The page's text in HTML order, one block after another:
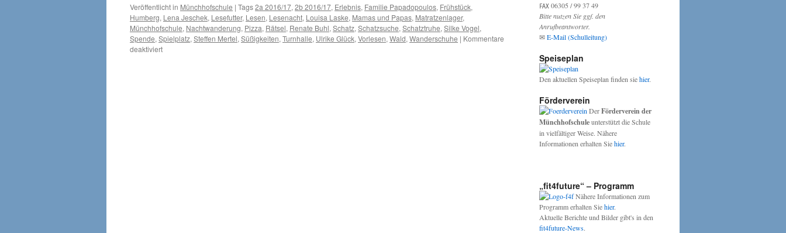
Veröffentlicht in Münchhofschule | Tags2a 2016/17, 2b 2016/17, Erlebnis, Familie Papadopoulos, Frühstück,
Humberg, Lena Jeschek, Lesefutter, Lesen, Lesenacht, Louisa Laske, Mamas und Papas, Matratzenlager,
Münchhofschule, Nachtwanderung, Pizza, Rätsel, Renate Buhl, Schatz, Schatzsuche, Schatztruhe, Silke Vogel,
Spende, Spielplatz, Steffen Mertel, Süßigkeiten, Turnhalle, Ulrike Glück, Vorlesen, Wald, Wanderschuhe | Kommentare
deaktiviertfür
℻ 06305 / 99 37 49
Bitte nutzen Sie ggf. den
Anrufbeantworter.
✉E-Mail (Schulleitung)
Speiseplan
Den aktuellen Speiseplan finden siehier.
Förderverein
DerFörderverein der
Münchhofschuleunterstützt die Schule
in vielfältiger Weise. Nähere
Informationen erhalten Siehier.
„fit4future“ – Programm
Nähere Informationen zum
Programm erhalten Siehier.
Aktuelle Berichte und Bilder gibt's in den
fit4future-News.